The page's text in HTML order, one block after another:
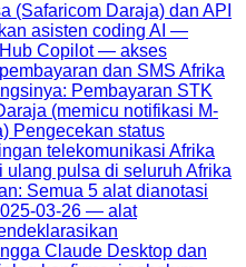
(Safaricom Daraja) dan API
asisten coding AI —
Copilot — akses
dan SMS Afrika
Pembayaran STK
(memicu notifikasi M-
Pengecekan status
telekomunikasi Afrika
ulang pulsa di seluruh Afrika
Semua 5 alat dianotasi
03-26 — alat
Claude Desktop dan